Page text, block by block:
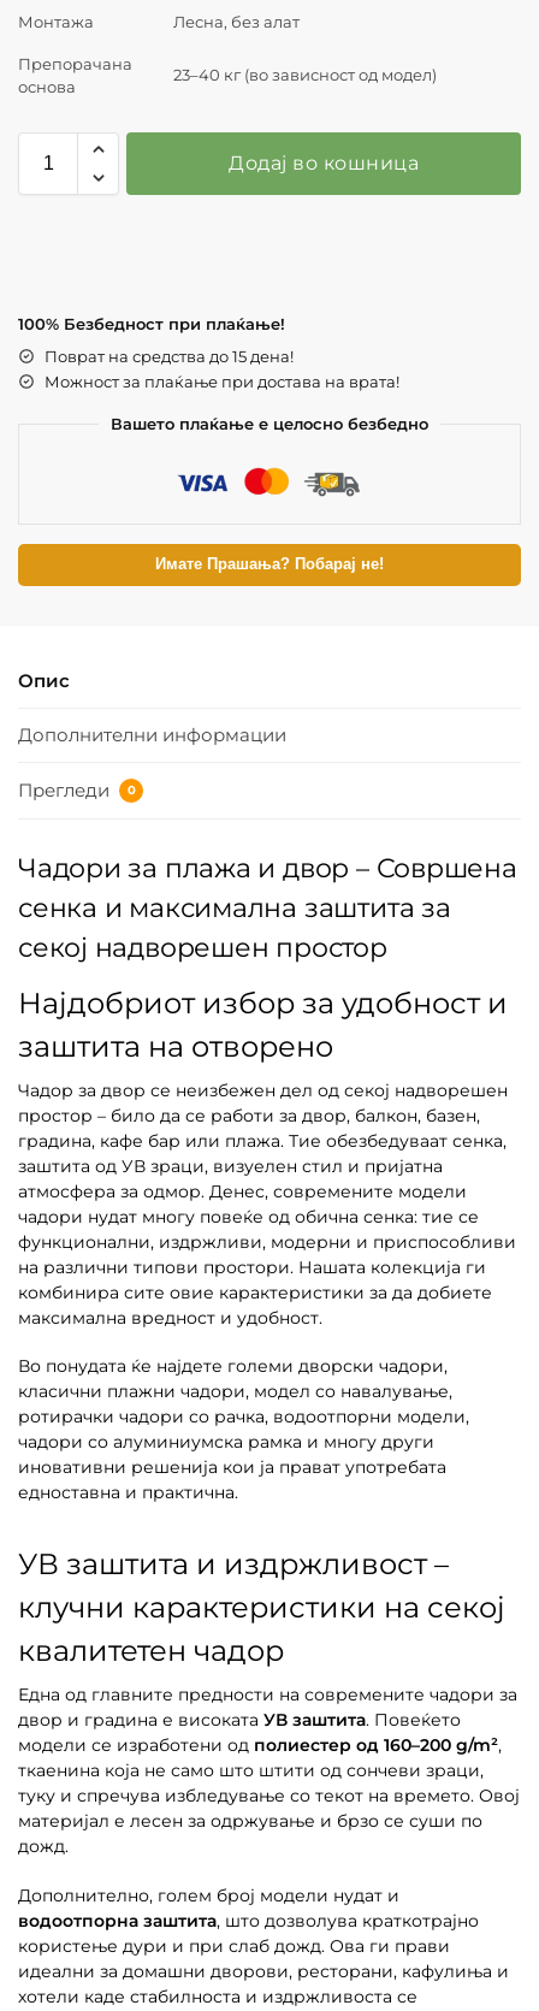
Монтажа Лесна, без алат
Препорачана
основа
23–40 кг (во зависност од модел)
Додај во кошница
100% Безбедност при плаќање!
Поврат на средства до 15 дена!
Можност за плаќање при достава на врата!
Вашето плаќање е целосно безбедно
Имате Прашања? Побарај не!
Опис
Дополнителни информации
Прегледи 0
Чадори за плажа и двор – Совршена
сенка и максимална заштита за
секој надворешен простор
Најдобриот избор за удобност и
заштита на отворено
Чадор за двор се неизбежен дел од секој надворешен
простор – било да се работи за двор, балкон, базен,
градина, кафе бар или плажа. Тие обезбедуваат сенка,
заштита од УВ зраци, визуелен стил и пријатна
атмосфера за одмор. Денес, современите модели
чадори нудат многу повеќе од обична сенка: тие се
функционални, издржливи, модерни и приспособливи
на различни типови простори. Нашата колекција ги
комбинира сите овие карактеристики за да добиете
максимална вредност и удобност.
Во понудата ќе најдете големи дворски чадори,
класични плажни чадори, модел со навалување,
ротирачки чадори со рачка, водоотпорни модели,
чадори со алуминиумска рамка и многу други
иновативни решенија кои ја прават употребата
едноставна и практична.
УВ заштита и издржливост –
клучни карактеристики на секој
квалитетен чадор
Една од главните предности на современите чадори за
двор и градина е високата УВ заштита. Повеќето
модели се изработени од полиестер од 160–200 g/m²,
ткаенина која не само што штити од сончеви зраци,
туку и спречува избледување со текот на времето. Овој
материјал е лесен за одржување и брзо се суши по
дожд.
Дополнително, голем број модели нудат и
водоотпорна заштита, што дозволува краткотрајно
користење дури и при слаб дожд. Ова ги прави
идеални за домашни дворови, ресторани, кафулиња и
хотели каде стабилноста и издржливоста се